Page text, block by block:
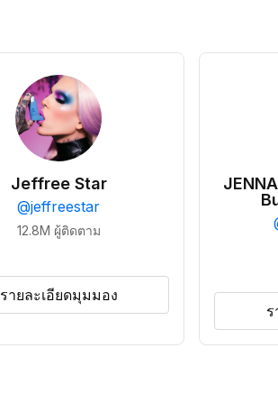
Jeffree Star
@jeffreestar
12.8M ผู้ติดตาม
รายละเอียดมุมมอง